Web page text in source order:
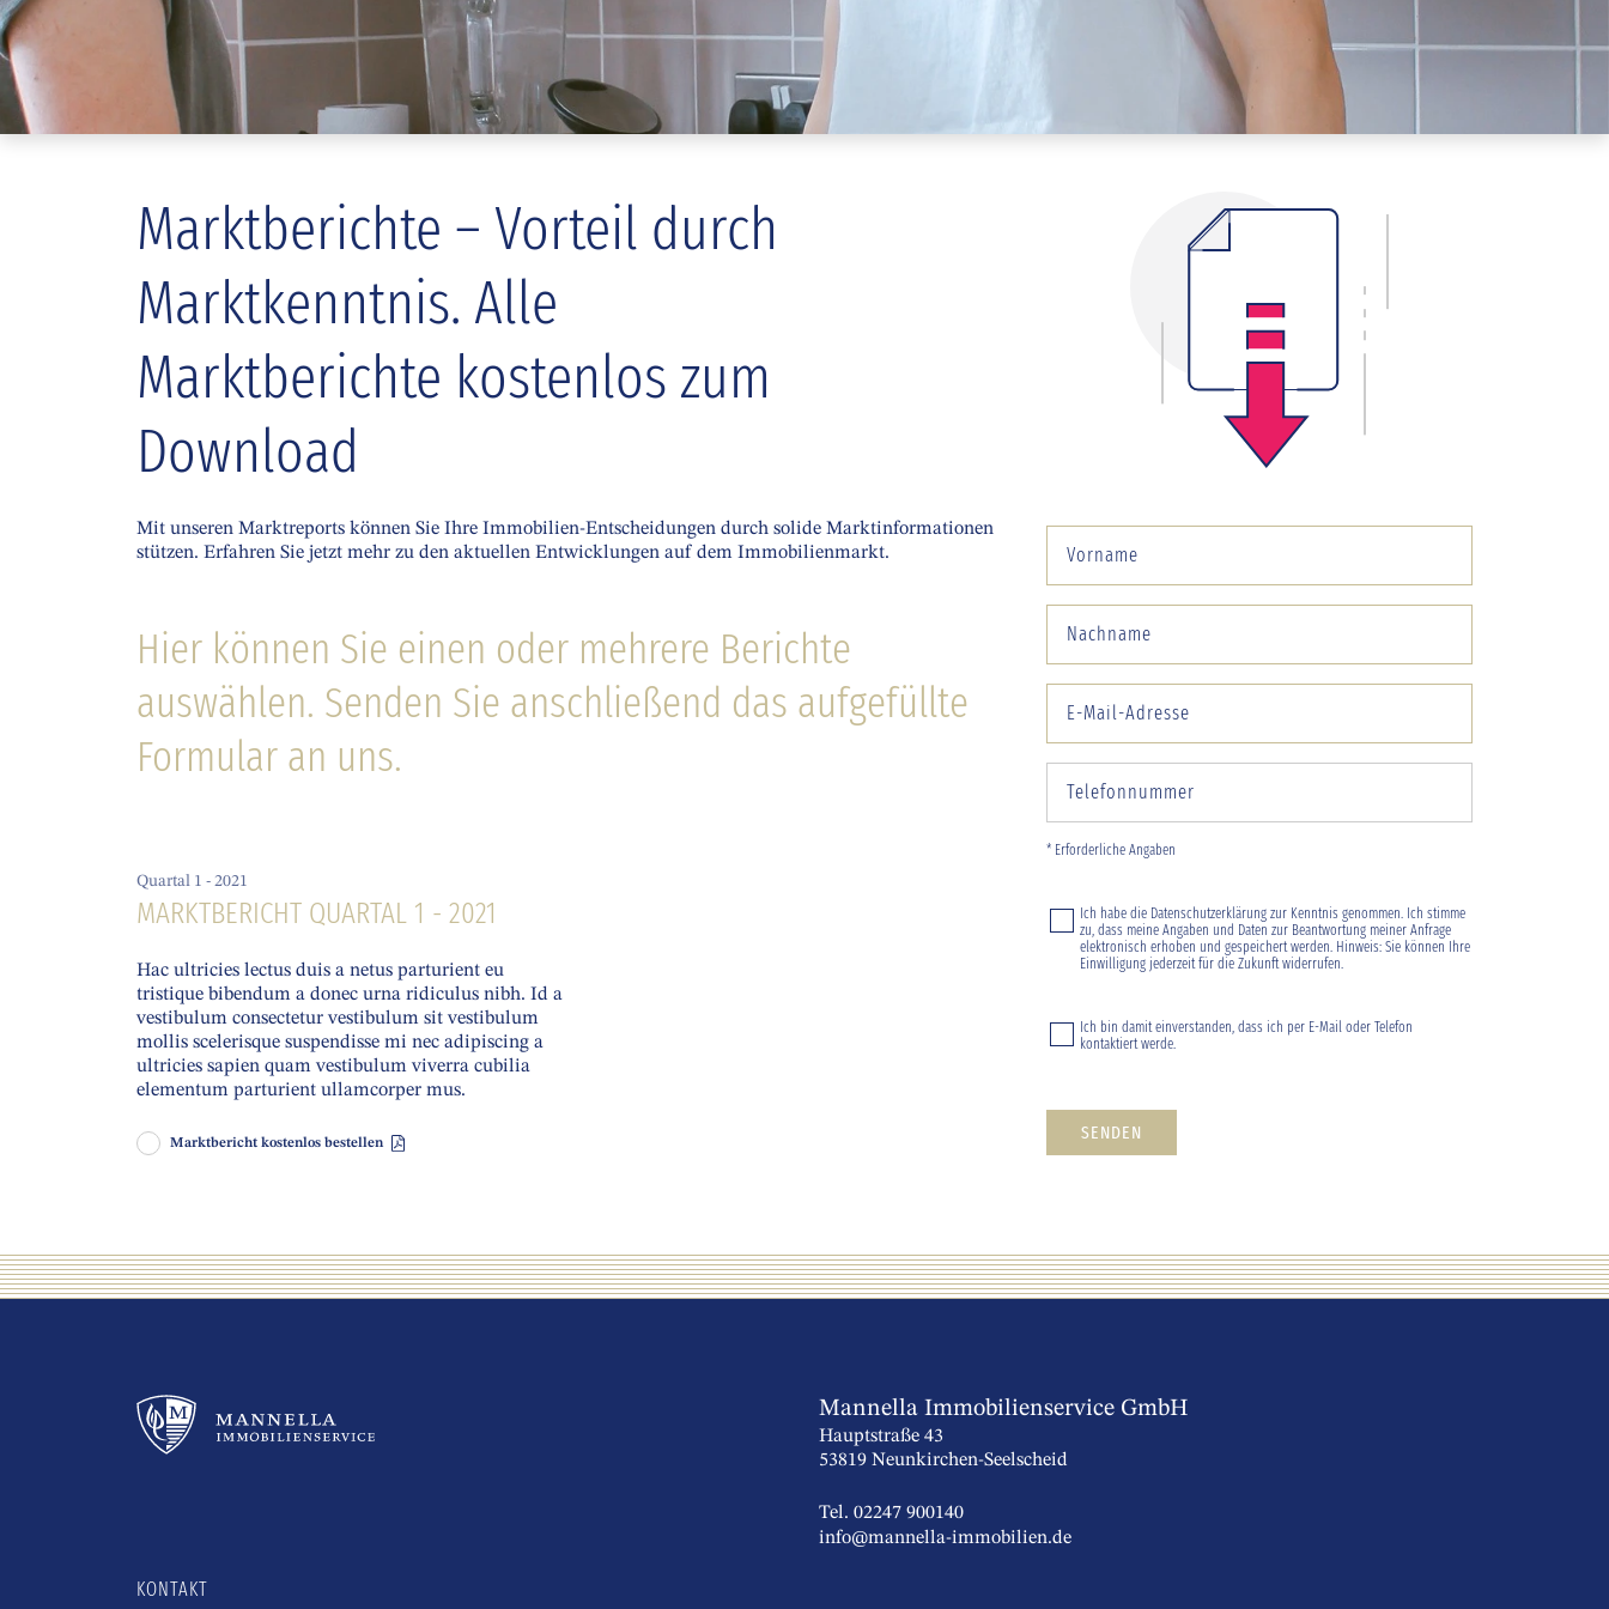
Marktberichte – Vorteil durch
Marktkenntnis. Alle
Marktberichte kostenlos zum
Download
Mit unseren Marktreports können Sie Ihre Immobilien-Entscheidungen durch solide Marktinformationen
stützen. Erfahren Sie jetzt mehr zu den aktuellen Entwicklungen auf dem Immobilienmarkt.
Hier können Sie einen oder mehrere Berichte
auswählen. Senden Sie anschließend das aufgefüllte
Formular an uns.
Quartal 1 - 2021
MARKTBERICHT QUARTAL 1 - 2021
Hac ultricies lectus duis a netus parturient eu
tristique bibendum a donec urna ridiculus nibh. Id a
vestibulum consectetur vestibulum sit vestibulum
mollis scelerisque suspendisse mi nec adipiscing a
ultricies sapien quam vestibulum viverra cubilia
elementum parturient ullamcorper mus.
Marktbericht kostenlos bestellen
* Erforderliche Angaben
Ich habe die Datenschutzerklärung zur Kenntnis genommen. Ich stimme
zu, dass meine Angaben und Daten zur Beantwortung meiner Anfrage
elektronisch erhoben und gespeichert werden. Hinweis: Sie können Ihre
Einwilligung jederzeit für die Zukunft widerrufen.
Ich bin damit einverstanden, dass ich per E-Mail oder Telefon
kontaktiert werde.
SENDEN
Mannella Immobilienservice GmbH
Hauptstraße 43
53819 Neunkirchen-Seelscheid
Tel. 02247 900140
info@mannella-immobilien.de
KONTAKT